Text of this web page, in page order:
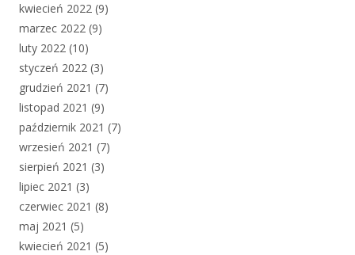
kwiecień 2022 (9)
marzec 2022 (9)
luty 2022 (10)
styczeń 2022 (3)
grudzień 2021 (7)
listopad 2021 (9)
październik 2021 (7)
wrzesień 2021 (7)
sierpień 2021 (3)
lipiec 2021 (3)
czerwiec 2021 (8)
maj 2021 (5)
kwiecień 2021 (5)